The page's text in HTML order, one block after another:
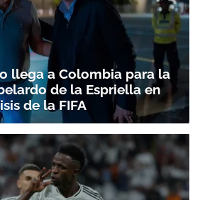
llega a Colombia para la
de la Espriella en
de la FIFA